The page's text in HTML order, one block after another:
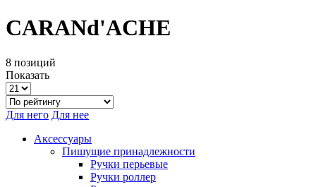
CARANd'ACHE
8 позиций
Показать
Для него Для нее
Аксессуары
Пишущие принадлежности
Ручки перьевые
Ручки роллер